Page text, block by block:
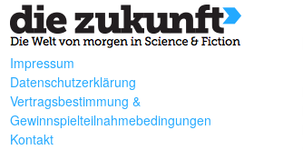
Impressum
Datenschutzerklärung
Vertragsbestimmung &
Gewinnspielteilnahmebedingungen
Kontakt